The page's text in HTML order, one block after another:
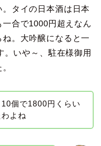
タイの日本酒は日本
合で1000円超えなん
。大吟醸になると一
。いや～、駐在様御用
個で1800円くらい
よね